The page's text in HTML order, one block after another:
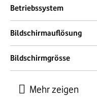
Betriebssystem
Bildschirmauflösung
Bildschirmgrösse